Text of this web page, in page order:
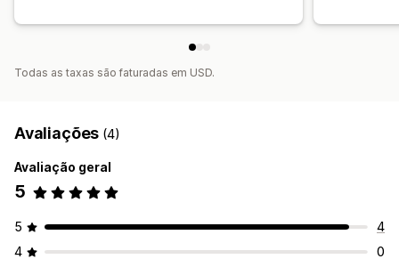
Todas as taxas são faturadas em USD.
Avaliações (4)
Avaliação geral
5
5
4
4
0